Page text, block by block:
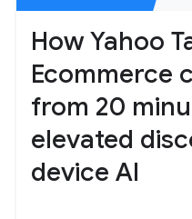
How Yahoo
Ecommerce
from 20
elevated
device AI